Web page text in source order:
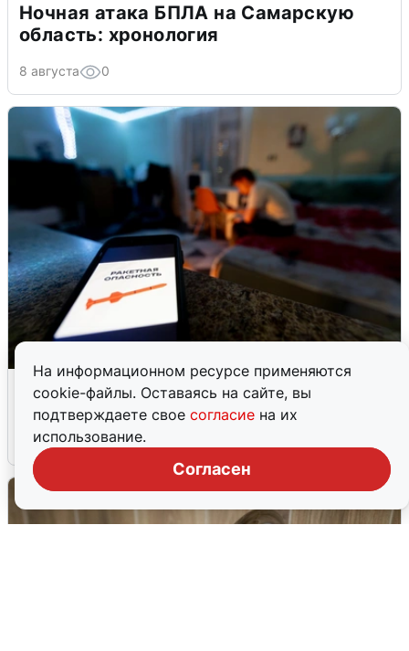
На информационном ресурсе применяются
cookie-файлы. Оставаясь на сайте, вы
подтверждаете свое согласие на их
использование.
Согласен
Ночная атака БПЛА на Самарскую
область: хронология
8 августа 0
Ночью в Самарской области завыли
сирены
8 августа 0